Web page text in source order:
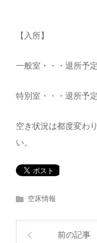
【入所】
一般室・・・退所予
特別室・・・退所予
空き状況は都度変わ
い。
空床情報
前の記事